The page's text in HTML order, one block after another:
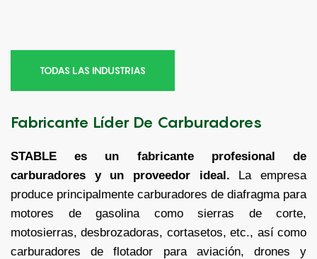
TODAS LAS INDUSTRIAS
Fabricante Líder De Carburadores
STABLE es un fabricante profesional de
carburadores y un proveedor ideal. La empresa
produce principalmente carburadores de diafragma para
motores de gasolina como sierras de corte,
motosierras, desbrozadoras, cortasetos, etc., así como
carburadores de flotador para aviación, drones y